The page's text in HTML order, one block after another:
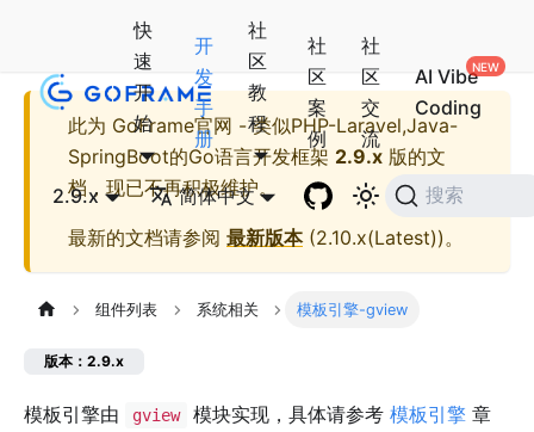
快
速
开
始
开
发
手
册
社
区
教
程
社
区
案
例
社
区
交
流
AI Vibe
Coding
2.9.x 简体中文 搜索
此为 GoFrame官网 - 类似PHP-Laravel,Java-
SpringBoot的Go语言开发框架 2.9.x 版的文
档，现已不再积极维护。
最新的文档请参阅 最新版本(2.10.x(Latest))。
组件列表 系统相关 模板引擎-gview
版本：2.9.x
模板引擎由 gview 模块实现，具体请参考 模板引擎章